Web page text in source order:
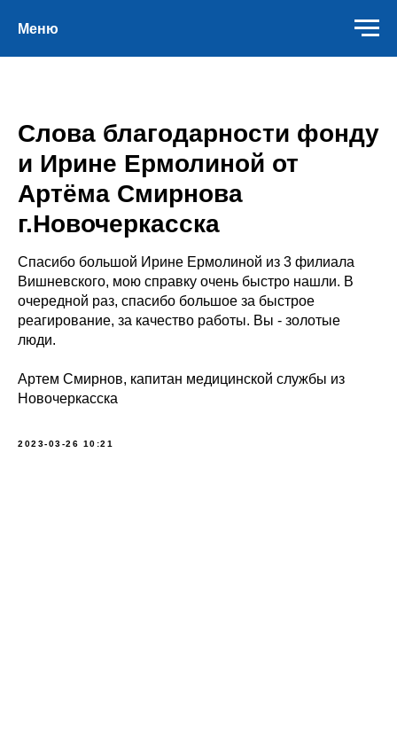
Меню
Слова благодарности фонду
и Ирине Ермолиной от
Артёма Смирнова
г.Новочеркасска
Спасибо большой Ирине Ермолиной из 3 филиала
Вишневского, мою справку очень быстро нашли. В
очередной раз, спасибо большое за быстрое
реагирование, за качество работы. Вы - золотые
люди.
Артем Смирнов, капитан медицинской службы из
Новочеркасска
2023-03-26 10:21